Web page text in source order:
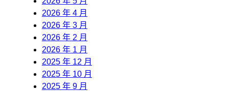
2026 年 4 月
2026 年 3 月
2026 年 2 月
2026 年 1 月
2025 年 12 月
2025 年 10 月
2025 年 9 月